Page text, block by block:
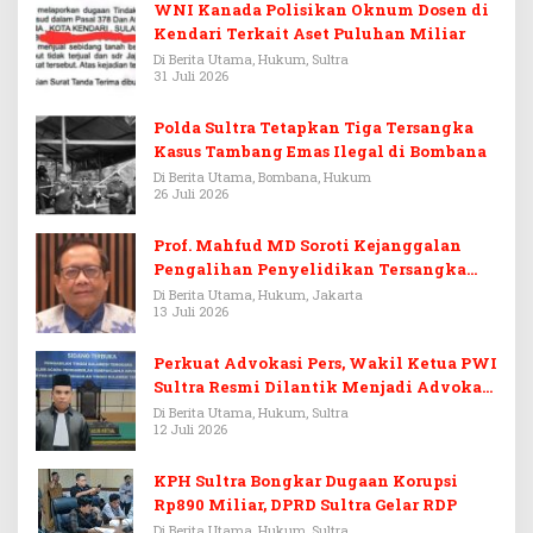
WNI Kanada Polisikan Oknum Dosen di
Kendari Terkait Aset Puluhan Miliar
Di Berita Utama, Hukum, Sultra
31 Juli 2026
Polda Sultra Tetapkan Tiga Tersangka
Kasus Tambang Emas Ilegal di Bombana
Di Berita Utama, Bombana, Hukum
26 Juli 2026
Prof. Mahfud MD Soroti Kejanggalan
Pengalihan Penyelidikan Tersangka
Febrie Adriansyah
Di Berita Utama, Hukum, Jakarta
13 Juli 2026
Perkuat Advokasi Pers, Wakil Ketua PWI
Sultra Resmi Dilantik Menjadi Advokat
PERADI
Di Berita Utama, Hukum, Sultra
12 Juli 2026
KPH Sultra Bongkar Dugaan Korupsi
Rp890 Miliar, DPRD Sultra Gelar RDP